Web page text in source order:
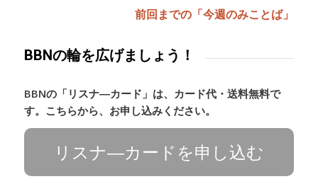
前回までの「今週のみことば」
BBNの輪を広げましょう！
BBNの「リスナ―カード」は、カード代・送料無料で
す。こちらから、お申し込みください。
リスナ―カードを申し込む